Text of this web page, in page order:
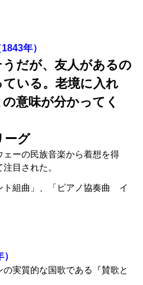
年）
だが、友人があるの
いる。老境に入れ
意味が分かってく
ーグ
ェーの民族音楽から着想を得
目された。
ト組曲」、「ピアノ協奏曲 イ
実質的な国歌である『賛歌と